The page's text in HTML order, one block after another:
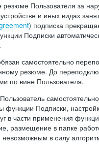
резюме Пользователя за
и иных видах
) подписка
Подписки
самостоятельно
резюме. До
по вине Пользователя.
функции Подписки,
в части применения
размещение в папке
невозможным в силу